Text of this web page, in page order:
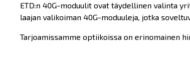
ETD:n 40G-moduulit ovat täydellinen valinta
laajan valikoiman 40G-moduuleja, jotka
Tarjoamissamme optiikoissa on erinomainen